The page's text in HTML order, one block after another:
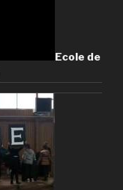
Ecole de